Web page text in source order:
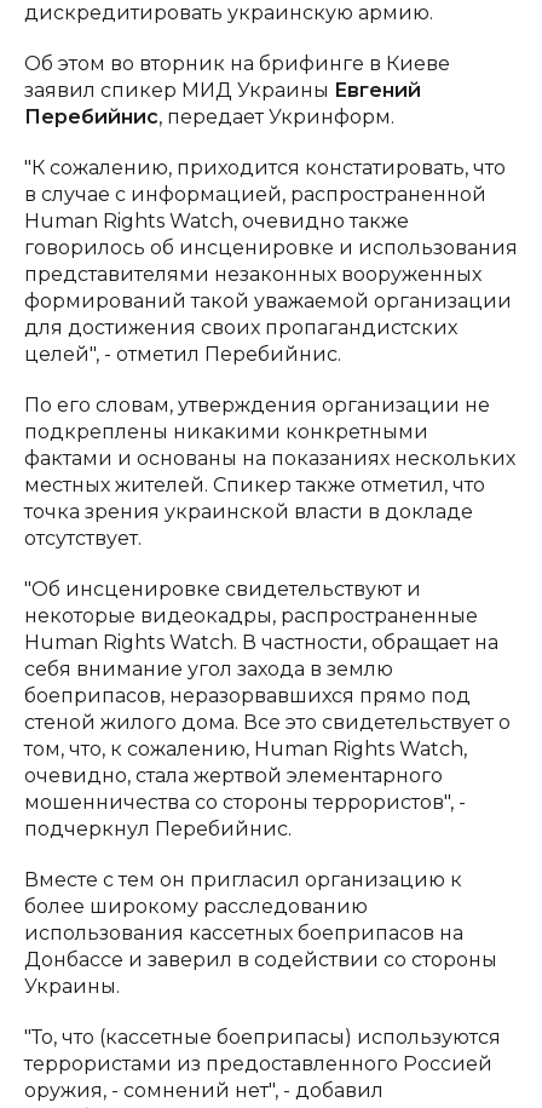
дискредитировать украинскую армию.
Об этом во вторник на брифинге в Киеве
заявил спикер МИД Украины Евгений
Перебийнис, передает Укринформ.
"К сожалению, приходится констатировать, что
в случае с информацией, распространенной
Human Rights Watch, очевидно также
говорилось об инсценировке и использования
представителями незаконных вооруженных
формирований такой уважаемой организации
для достижения своих пропагандистских
целей", - отметил Перебийнис.
По его словам, утверждения организации не
подкреплены никакими конкретными
фактами и основаны на показаниях нескольких
местных жителей. Спикер также отметил, что
точка зрения украинской власти в докладе
отсутствует.
"Об инсценировке свидетельствуют и
некоторые видеокадры, распространенные
Human Rights Watch. В частности, обращает на
себя внимание угол захода в землю
боеприпасов, неразорвавшихся прямо под
стеной жилого дома. Все это свидетельствует о
том, что, к сожалению, Human Rights Watch,
очевидно, стала жертвой элементарного
мошенничества со стороны террористов", -
подчеркнул Перебийнис.
Вместе с тем он пригласил организацию к
более широкому расследованию
использования кассетных боеприпасов на
Донбассе и заверил в содействии со стороны
Украины.
"То, что (кассетные боеприпасы) используются
террористами из предоставленного Россией
оружия, - сомнений нет", - добавил